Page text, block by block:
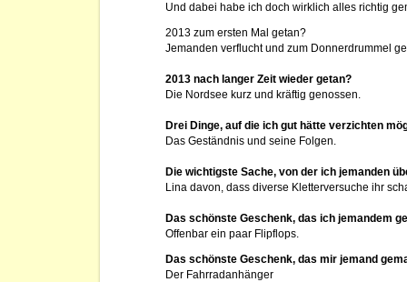
Und dabei habe ich doch wirklich alles richtig
2013 zum ersten Mal getan?
Jemanden verflucht und zum Donnerdrummel
2013 nach langer Zeit wieder getan?
Die Nordsee kurz und kräftig genossen.
Drei Dinge, auf die ich gut hätte verzichten
Das Geständnis und seine Folgen.
Die wichtigste Sache, von der ich jemanden
Lina davon, dass diverse Kletterversuche ihr
Das schönste Geschenk, das ich jemandem
Offenbar ein paar Flipflops.
Das schönste Geschenk, das mir jemand
Der Fahrradanhänger